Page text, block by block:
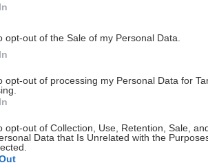
opt-out of the Sale of my Personal Data.
opt-out of processing my Personal Data for
opt-out of Collection, Use, Retention, Sale,
Data that Is Unrelated with the